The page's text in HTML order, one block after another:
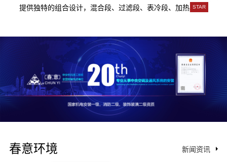
传热系数高，韧性好，强度大，可承受高水压，超高层建筑使用。
提供独特的组合设计，混合段、过滤段、表冷段、加热段、加湿
STAR
春意环境 新闻资讯